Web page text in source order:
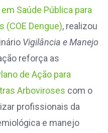
Saúde Pública para
(COE Dengue), realizou
Vigilância e Manejo
reforça as
de Ação para
Arboviroses com o
profissionais da
e manejo